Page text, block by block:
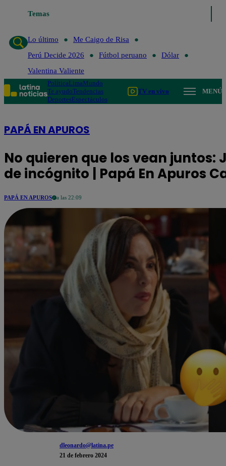
Temas
Lo último
Me Caigo de Risa
Perú Decide 2026
Fútbol peruano
Dólar
Valentina Valiente
PolíticaLimaMundo
Te ayudoTendencias
DeportesEspectáculos
TV en vivo MENÚ
PAPÁ EN APUROS
No quieren que los vean juntos:
de incógnito | Papá En Apuros
PAPÁ EN APUROS a las 22:09
dleonardo@latina.pe
21 de febrero 2024